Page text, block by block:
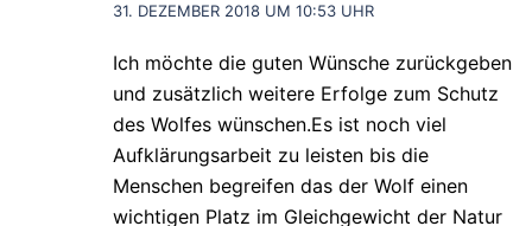
31. DEZEMBER 2018 UM 10:53 UHR
Ich möchte die guten Wünsche zurückgeben
und zusätzlich weitere Erfolge zum Schutz
des Wolfes wünschen.Es ist noch viel
Aufklärungsarbeit zu leisten bis die
Menschen begreifen das der Wolf einen
wichtigen Platz im Gleichgewicht der Natur